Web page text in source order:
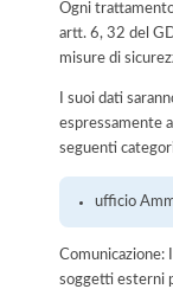
Ogni
artt. 6, 32 del
misure di
I suoi dati
espressamente
seguenti
ufficio
Comunicazione:
soggetti esterni